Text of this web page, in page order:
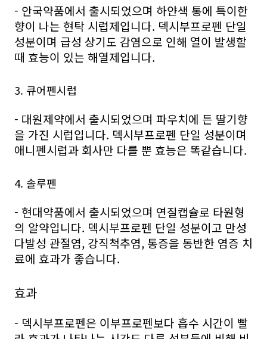
- 안국약품에서 출시되었으며 하얀색 통에 특이한
향이 나는 현탁 시럽제입니다. 덱시부프로펜 단일
성분이며 급성 상기도 감염으로 인해 열이 발생할
때 효능이 있는 해열제입니다.
3. 큐어펜시럽
- 대원제약에서 출시되었으며 파우치에 든 딸기향
을 가진 시럽입니다. 덱시부프로펜 단일 성분이며
애니펜시럽과 회사만 다를 뿐 효능은 똑같습니다.
4. 솔루펜
- 현대약품에서 출시되었으며 연질캡슐로 타원형
의 알약입니다. 덱시부프로펜 단일 성분이고 만성
다발성 관절염, 강직척추염, 통증을 동반한 염증 치
료에 효과가 좋습니다.
효과
- 덱시부프로펜은 이부프로펜보다 흡수 시간이 빨